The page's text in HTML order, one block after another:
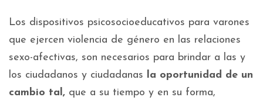
Los dispositivos psicosocioeducativos para varones
que ejercen violencia de género en las relaciones
sexo-afectivas, son necesarios para brindar a las y
los ciudadanos y ciudadanas la oportunidad de un
cambio tal, que a su tiempo y en su forma,